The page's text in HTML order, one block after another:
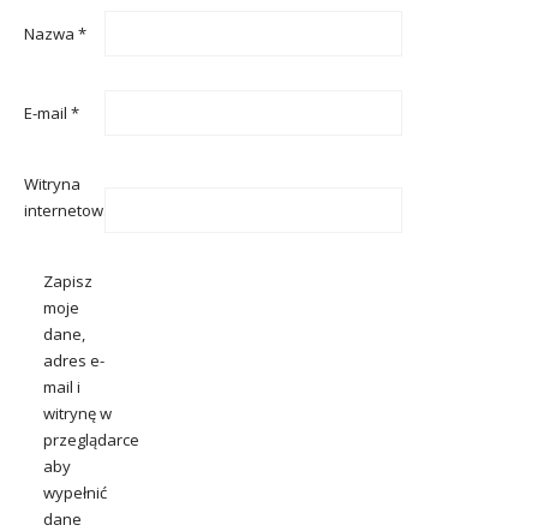
Nazwa *
E-mail *
Witryna
internetowa
Zapisz
moje
dane,
adres e-
mail i
witrynę w
przeglądarce
aby
wypełnić
dane